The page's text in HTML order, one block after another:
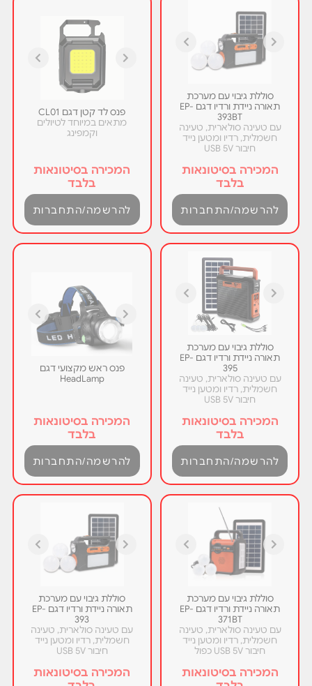
סוללת גיבוי עם מערכת
תאורה ניידת ורדיו דגם EP-
393BT
עם טעינה סולארית, טעינה
חשמלית, רדיו ומטען נייד
חיבור USB 5V
המכירה בסיטונאות
בלבד
להרשמה/התחברות
פנס לד קטן דגם CL01
מתאים במיוחד לטיולים
וקמפינג
המכירה בסיטונאות
בלבד
להרשמה/התחברות
סוללת גיבוי עם מערכת
תאורה ניידת ורדיו דגם EP-
395
עם טעינה סולארית, טעינה
חשמלית, רדיו ומטען נייד
חיבור USB 5V
המכירה בסיטונאות
בלבד
להרשמה/התחברות
פנס ראש מקצועי דגם
HeadLamp
המכירה בסיטונאות
בלבד
להרשמה/התחברות
סוללת גיבוי עם מערכת
תאורה ניידת ורדיו דגם EP-
371BT
עם טעינה סולארית, טעינה
חשמלית, רדיו ומטען נייד
חיבור USB 5V כפול
המכירה בסיטונאות
סוללת גיבוי עם מערכת
תאורה ניידת ורדיו דגם EP-
393
עם טעינה סולארית, טעינה
חשמלית, רדיו ומטען נייד
חיבור USB 5V
המכירה בסיטונאות